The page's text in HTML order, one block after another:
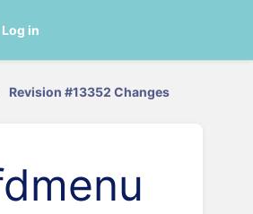
Log in
Revision #13352 Changes